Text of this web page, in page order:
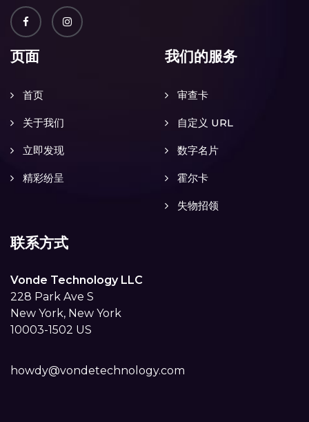
页面
首页
关于我们
立即发现
精彩纷呈
我们的服务
审查卡
自定义 URL
数字名片
霍尔卡
失物招领
联系方式
Vonde Technology LLC
228 Park Ave S
New York, New York
10003-1502 US
howdy@vondetechnology.com